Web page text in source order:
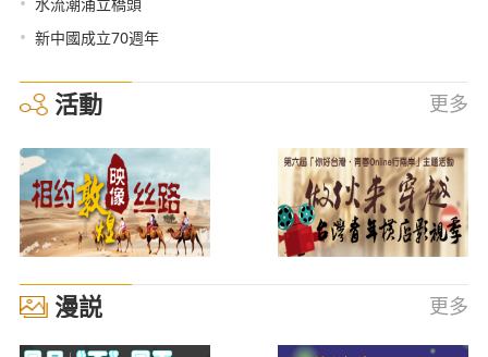
• 新中國成立70週年
活動 更多
漫説 更多